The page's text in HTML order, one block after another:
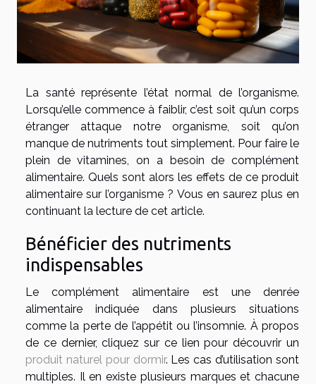
La santé représente l’état normal de l’organisme.
Lorsqu’elle commence à faiblir, c’est soit qu’un corps
étranger attaque notre organisme, soit qu’on
manque de nutriments tout simplement. Pour faire le
plein de vitamines, on a besoin de complément
alimentaire. Quels sont alors les effets de ce produit
alimentaire sur l’organisme ? Vous en saurez plus en
continuant la lecture de cet article.
Bénéficier des nutriments
indispensables
Le complément alimentaire est une denrée
alimentaire indiquée dans plusieurs situations
comme la perte de l’appétit ou l’insomnie. À propos
de ce dernier, cliquez sur ce lien pour découvrir un
produit naturel pour dormir. Les cas d’utilisation sont
multiples. Il en existe plusieurs marques et chacune